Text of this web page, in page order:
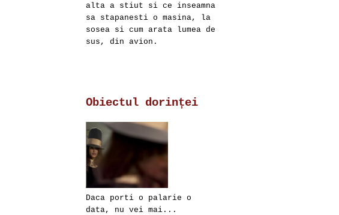
alta a stiut si ce inseamna
sa stapanesti o masina, la
sosea si cum arata lumea de
sus, din avion.
Obiectul dorinței
Daca porti o palarie o
data, nu vei mai...